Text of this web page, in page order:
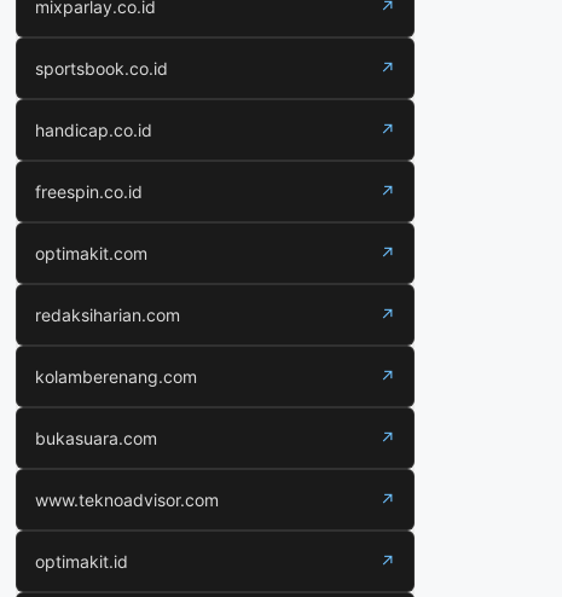
mixparlay.co.id ↗
sportsbook.co.id ↗
handicap.co.id ↗
freespin.co.id ↗
optimakit.com ↗
redaksiharian.com ↗
kolamberenang.com ↗
bukasuara.com ↗
www.teknoadvisor.com ↗
optimakit.id ↗